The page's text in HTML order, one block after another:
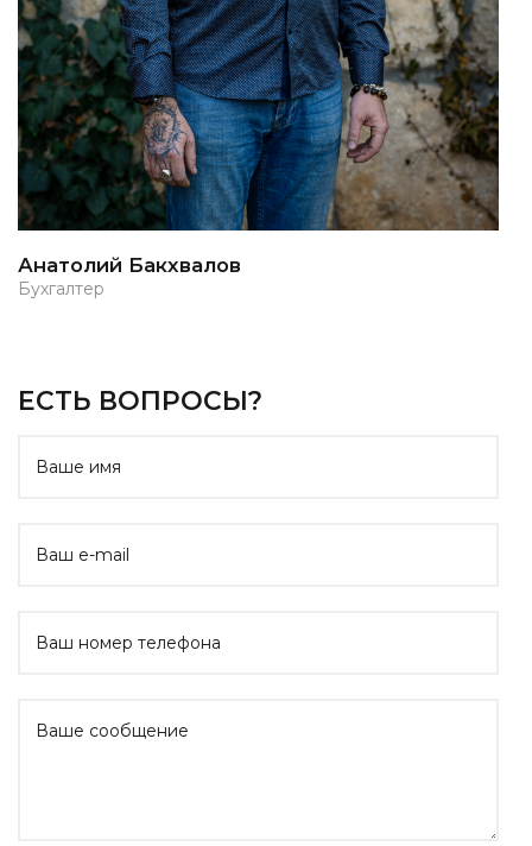
Анатолий Бакхвалов
Бухгалтер
ЕСТЬ ВОПРОСЫ?
Ваше имя
Ваш e-mail
Ваш номер телефона
Ваше сообщение
Website